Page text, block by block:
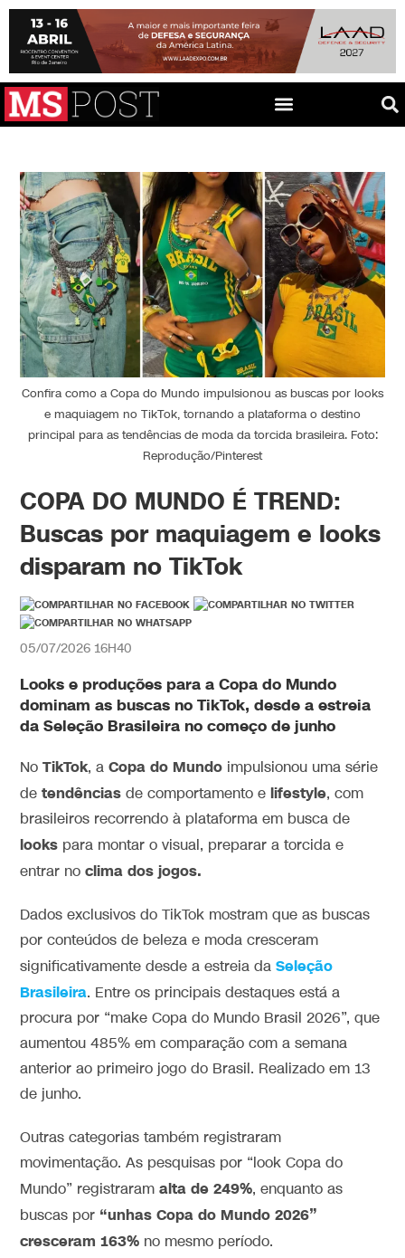
Confira como a Copa do Mundo impulsionou as buscas por looks
e maquiagem no TikTok, tornando a plataforma o destino
principal para as tendências de moda da torcida brasileira. Foto:
Reprodução/Pinterest
COPA DO MUNDO É TREND:
Buscas por maquiagem e looks
disparam no TikTok
05/07/2026 16H40
Looks e produções para a Copa do Mundo
dominam as buscas no TikTok, desde a estreia
da Seleção Brasileira no começo de junho
NoTikTok, aCopa do Mundo impulsionou uma série
detendências de comportamento elifestyle, com
brasileiros recorrendo à plataforma em busca de
looks para montar o visual, preparar a torcida e
entrar noclima dos jogos.
Dados exclusivos do TikTok mostram que as buscas
por conteúdos de beleza e moda cresceram
significativamente desde a estreia daSeleção
Brasileira. Entre os principais destaques está a
procura por “make Copa do Mundo Brasil 2026”, que
aumentou 485% em comparação com a semana
anterior ao primeiro jogo do Brasil. Realizado em 13
de junho.
Outras categorias também registraram
movimentação. As pesquisas por “look Copa do
Mundo” registraramalta de 249%, enquanto as
buscas por “unhas Copa do Mundo 2026”
cresceram 163% no mesmo período.